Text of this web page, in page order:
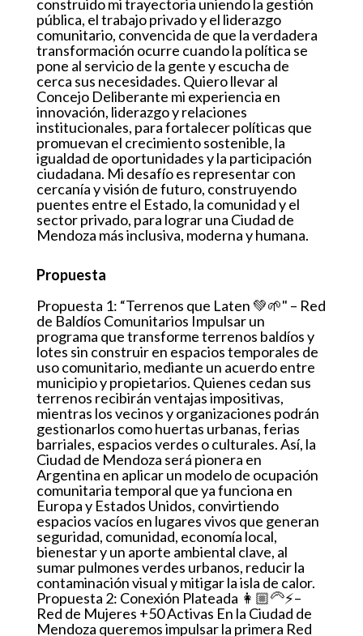
construido mi trayectoria uniendo la gestión
pública, el trabajo privado y el liderazgo
comunitario, convencida de que la verdadera
transformación ocurre cuando la política se
pone al servicio de la gente y escucha de
cerca sus necesidades. Quiero llevar al
Concejo Deliberante mi experiencia en
innovación, liderazgo y relaciones
institucionales, para fortalecer políticas que
promuevan el crecimiento sostenible, la
igualdad de oportunidades y la participación
ciudadana. Mi desafío es representar con
cercanía y visión de futuro, construyendo
puentes entre el Estado, la comunidad y el
sector privado, para lograr una Ciudad de
Mendoza más inclusiva, moderna y humana.
Propuesta
Propuesta 1: “Terrenos que Laten 💚🌱" – Red
de Baldíos Comunitarios Impulsar un
programa que transforme terrenos baldíos y
lotes sin construir en espacios temporales de
uso comunitario, mediante un acuerdo entre
municipio y propietarios. Quienes cedan sus
terrenos recibirán ventajas impositivas,
mientras los vecinos y organizaciones podrán
gestionarlos como huertas urbanas, ferias
barriales, espacios verdes o culturales. Así, la
Ciudad de Mendoza será pionera en
Argentina en aplicar un modelo de ocupación
comunitaria temporal que ya funciona en
Europa y Estados Unidos, convirtiendo
espacios vacíos en lugares vivos que generan
seguridad, comunidad, economía local,
bienestar y un aporte ambiental clave, al
sumar pulmones verdes urbanos, reducir la
contaminación visual y mitigar la isla de calor.
Propuesta 2: Conexión Plateada 👩🏼‍🦳⚡–
Red de Mujeres +50 Activas En la Ciudad de
Mendoza queremos impulsar la primera Red